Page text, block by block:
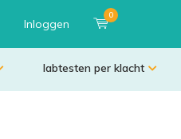
Inloggen
0
labtesten per klacht